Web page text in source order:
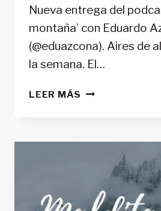
Nueva entrega del
montaña’ con Eduardo
(@eduazcona). Aires de
la semana. El…
LEER MÁS ‘MALDITA
ALPINISMO
DISNEY+